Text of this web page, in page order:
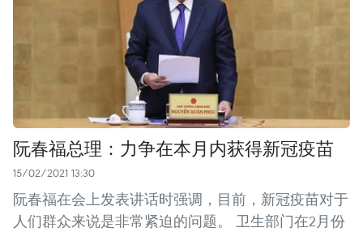
阮春福总理：力争在本月内获得新冠疫苗
15/02/2021 13:30
阮春福在会上发表讲话时强调，目前，新冠疫苗对于
人们群众来说是非常紧迫的问题。 卫生部门在2月份